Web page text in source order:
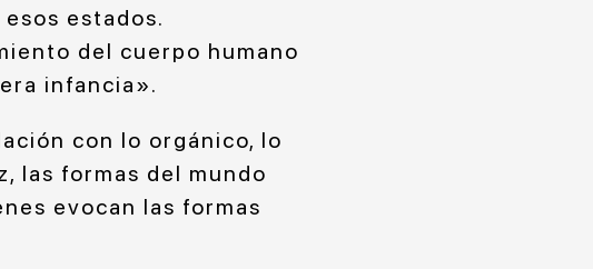
estados.
del cuerpo humano
infancia».
con lo orgánico, lo
las formas del mundo
evocan las formas